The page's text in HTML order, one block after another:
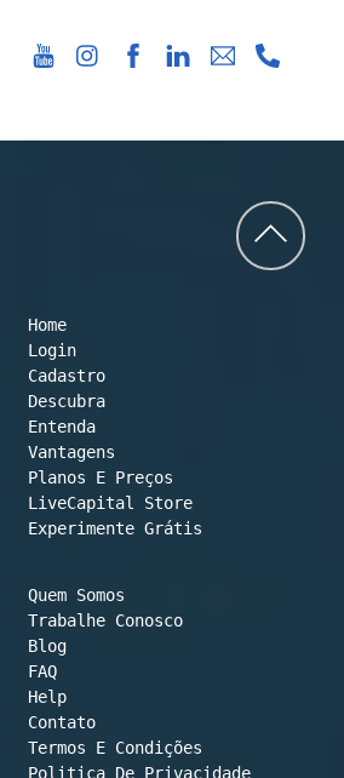
Back
Home
Login
Cadastro
Descubra
Entenda
Vantagens
Planos E Preços
LiveCapital Store
Experimente Grátis
Quem Somos
Trabalhe Conosco
Blog
FAQ
Help
Contato
Termos E Condições